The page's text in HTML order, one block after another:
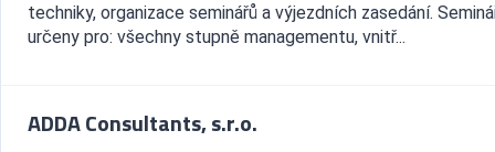
techniky, organizace seminářů a výjezdních zasedání.
určeny pro: všechny stupně managementu, vnitř...
ADDA Consultants, s.r.o.